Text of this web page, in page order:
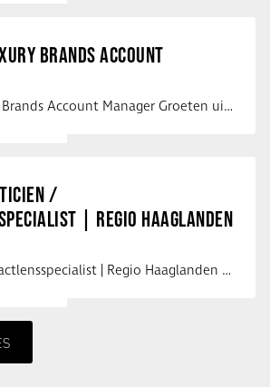
BRANDS ACCOUNT
Vacature Luxury Brands Account Manager Groeten uit Spanje! Vanaf mijn …
/
| REGIO HAAGLANDEN
Opticien / Contactlensspecialist | Regio Haaglanden & Rotterdam Saludos uit …